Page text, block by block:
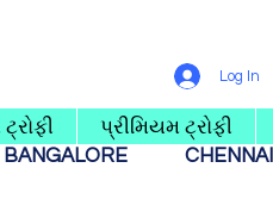
Log In
પ્રીમિયમ ટ્રોફી
BANGALORE
CHENNAI